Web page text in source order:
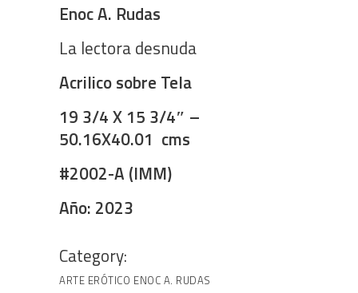
Enoc A. Rudas
La lectora desnuda
Acrilico sobre Tela
19 3/4 X 15 3/4″ –
50.16X40.01 cms
#2002-A (IMM)
Año: 2023
Category:
ARTE ERÓTICO ENOC A. RUDAS